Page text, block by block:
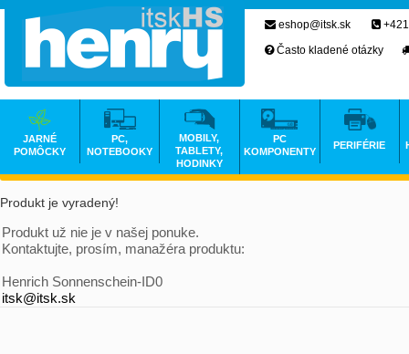
Produkt je vyradený!
Produkt už nie je v našej ponuke.
Kontaktujte, prosím, manažéra produktu:
Henrich Sonnenschein-ID0
itsk@itsk.sk
eshop@itsk.sk
Často kladené otázky
JARNÉ
POMÔCKY
PC,
NOTEBOOKY
MOBILY,
TABLETY,
HODINKY
PC
KOMPONENTY
PERIFÉRIE